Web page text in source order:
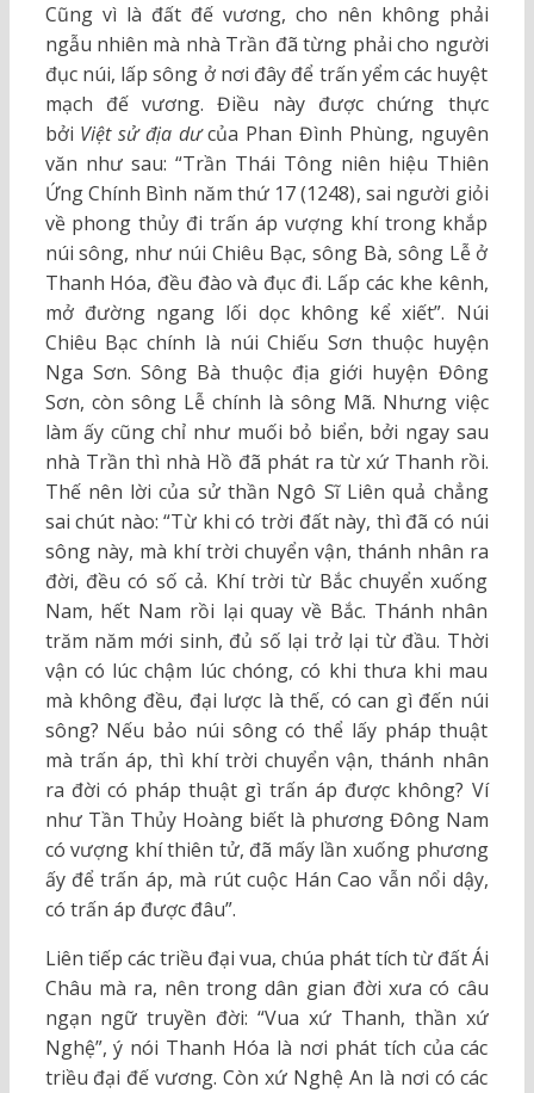
Cũng vì là đất đế vương, cho nên không phải
ngẫu nhiên mà nhà Trần đã từng phải cho người
đục núi, lấp sông ở nơi đây để trấn yểm các huyệt
mạch đế vương. Điều này được chứng thực
bởi Việt sử địa dưcủa Phan Đình Phùng, nguyên
văn như sau: “Trần Thái Tông niên hiệu Thiên
Ứng Chính Bình năm thứ 17 (1248), sai người giỏi
về phong thủy đi trấn áp vượng khí trong khắp
núi sông, như núi Chiêu Bạc, sông Bà, sông Lễ ở
Thanh Hóa, đều đào và đục đi. Lấp các khe kênh,
mở đường ngang lối dọc không kể xiết”. Núi
Chiêu Bạc chính là núi Chiếu Sơn thuộc huyện
Nga Sơn. Sông Bà thuộc địa giới huyện Đông
Sơn, còn sông Lễ chính là sông Mã. Nhưng việc
làm ấy cũng chỉ như muối bỏ biển, bởi ngay sau
nhà Trần thì nhà Hồ đã phát ra từ xứ Thanh rồi.
Thế nên lời của sử thần Ngô Sĩ Liên quả chẳng
sai chút nào: “Từ khi có trời đất này, thì đã có núi
sông này, mà khí trời chuyển vận, thánh nhân ra
đời, đều có số cả. Khí trời từ Bắc chuyển xuống
Nam, hết Nam rồi lại quay về Bắc. Thánh nhân
trăm năm mới sinh, đủ số lại trở lại từ đầu. Thời
vận có lúc chậm lúc chóng, có khi thưa khi mau
mà không đều, đại lược là thế, có can gì đến núi
sông? Nếu bảo núi sông có thể lấy pháp thuật
mà trấn áp, thì khí trời chuyển vận, thánh nhân
ra đời có pháp thuật gì trấn áp được không? Ví
như Tần Thủy Hoàng biết là phương Đông Nam
có vượng khí thiên tử, đã mấy lần xuống phương
ấy để trấn áp, mà rút cuộc Hán Cao vẫn nổi dậy,
có trấn áp được đâu”.
Liên tiếp các triều đại vua, chúa phát tích từ đất Ái
Châu mà ra, nên trong dân gian đời xưa có câu
ngạn ngữ truyền đời: “Vua xứ Thanh, thần xứ
Nghệ”, ý nói Thanh Hóa là nơi phát tích của các
triều đại đế vương. Còn xứ Nghệ An là nơi có các